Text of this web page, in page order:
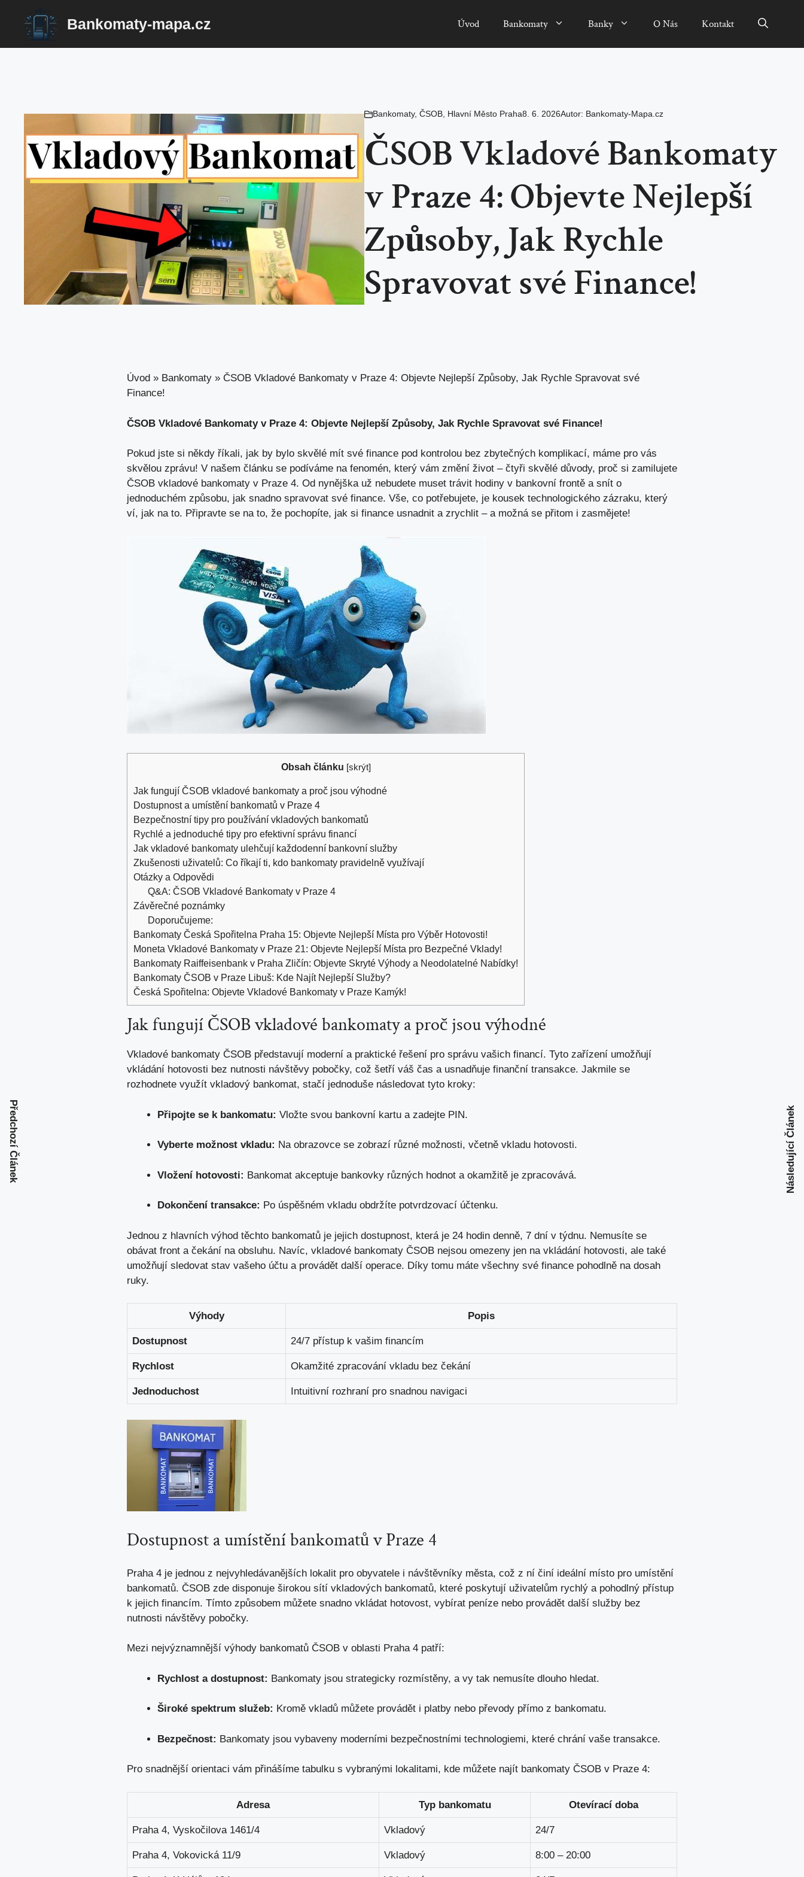
Bankomaty-mapa.cz Úvod Bankomaty Banky O Nás Kontakt
Bankomaty, ČSOB, Hlavní Město Praha8. 6. 2026Autor: Bankomaty-Mapa.cz
ČSOB Vkladové Bankomaty
v Praze 4: Objevte Nejlepší
Způsoby, Jak Rychle
Spravovat své Finance!
Úvod » Bankomaty » ČSOB Vkladové Bankomaty v Praze 4: Objevte Nejlepší Způsoby, Jak Rychle Spravovat své
Finance!
ČSOB Vkladové Bankomaty v Praze 4: Objevte Nejlepší Způsoby, Jak Rychle Spravovat své Finance!
Pokud jste si někdy říkali, jak by bylo skvělé mít své finance pod kontrolou bez zbytečných komplikací, máme pro vás
skvělou zprávu! V našem článku se podíváme na fenomén, který vám změní život – čtyři skvělé důvody, proč si zamilujete
ČSOB vkladové bankomaty v Praze 4. Od nynějška už nebudete muset trávit hodiny v bankovní frontě a snít o
jednoduchém způsobu, jak snadno spravovat své finance. Vše, co potřebujete, je kousek technologického zázraku, který
ví, jak na to. Připravte se na to, že pochopíte, jak si finance usnadnit a zrychlit – a možná se přitom i zasmějete!
Obsah článku [skrýt]
Jak fungují ČSOB vkladové bankomaty a proč jsou výhodné
Dostupnost a umístění bankomatů v Praze 4
Bezpečnostní tipy pro používání vkladových bankomatů
Rychlé a jednoduché tipy pro efektivní správu financí
Jak vkladové bankomaty ulehčují každodenní bankovní služby
Zkušenosti uživatelů: Co říkají ti, kdo bankomaty pravidelně využívají
Otázky a Odpovědi
Q&A: ČSOB Vkladové Bankomaty v Praze 4
Závěrečné poznámky
Doporučujeme:
Bankomaty Česká Spořitelna Praha 15: Objevte Nejlepší Místa pro Výběr Hotovosti!
Moneta Vkladové Bankomaty v Praze 21: Objevte Nejlepší Místa pro Bezpečné Vklady!
Bankomaty Raiffeisenbank v Praha Zličín: Objevte Skryté Výhody a Neodolatelné Nabídky!
Bankomaty ČSOB v Praze Libuš: Kde Najít Nejlepší Služby?
Česká Spořitelna: Objevte Vkladové Bankomaty v Praze Kamýk!
Jak fungují ČSOB vkladové bankomaty a proč jsou výhodné
Vkladové bankomaty ČSOB představují moderní a praktické řešení pro správu vašich financí. Tyto zařízení umožňují
vkládání hotovosti bez nutnosti návštěvy pobočky, což šetří váš čas a usnadňuje finanční transakce. Jakmile se
rozhodnete využít vkladový bankomat, stačí jednoduše následovat tyto kroky:
Připojte se k bankomatu: Vložte svou bankovní kartu a zadejte PIN.
Vyberte možnost vkladu: Na obrazovce se zobrazí různé možnosti, včetně vkladu hotovosti.
Vložení hotovosti: Bankomat akceptuje bankovky různých hodnot a okamžitě je zpracovává.
Dokončení transakce: Po úspěšném vkladu obdržíte potvrdzovací účtenku.
Jednou z hlavních výhod těchto bankomatů je jejich dostupnost, která je 24 hodin denně, 7 dní v týdnu. Nemusíte se
obávat front a čekání na obsluhu. Navíc, vkladové bankomaty ČSOB nejsou omezeny jen na vkládání hotovosti, ale také
umožňují sledovat stav vašeho účtu a provádět další operace. Díky tomu máte všechny své finance pohodlně na dosah
ruky.
Výhody Popis
Dostupnost 24/7 přístup k vašim financím
Rychlost Okamžité zpracování vkladu bez čekání
Jednoduchost Intuitivní rozhraní pro snadnou navigaci
Dostupnost a umístění bankomatů v Praze 4
Praha 4 je jednou z nejvyhledávanějších lokalit pro obyvatele i návštěvníky města, což z ní činí ideální místo pro umístění
bankomatů. ČSOB zde disponuje širokou sítí vkladových bankomatů, které poskytují uživatelům rychlý a pohodlný přístup
k jejich financím. Tímto způsobem můžete snadno vkládat hotovost, vybírat peníze nebo provádět další služby bez
nutnosti návštěvy pobočky.
Mezi nejvýznamnější výhody bankomatů ČSOB v oblasti Praha 4 patří:
Rychlost a dostupnost: Bankomaty jsou strategicky rozmístěny, a vy tak nemusíte dlouho hledat.
Široké spektrum služeb: Kromě vkladů můžete provádět i platby nebo převody přímo z bankomatu.
Bezpečnost: Bankomaty jsou vybaveny moderními bezpečnostními technologiemi, které chrání vaše transakce.
Pro snadnější orientaci vám přinášíme tabulku s vybranými lokalitami, kde můžete najít bankomaty ČSOB v Praze 4:
Adresa Typ bankomatu Otevírací doba
Praha 4, Vyskočilova 1461/4 Vkladový 24/7
Praha 4, Vokovická 11/9 Vkladový 8:00 – 20:00
Předchozí Článek Následující Článek